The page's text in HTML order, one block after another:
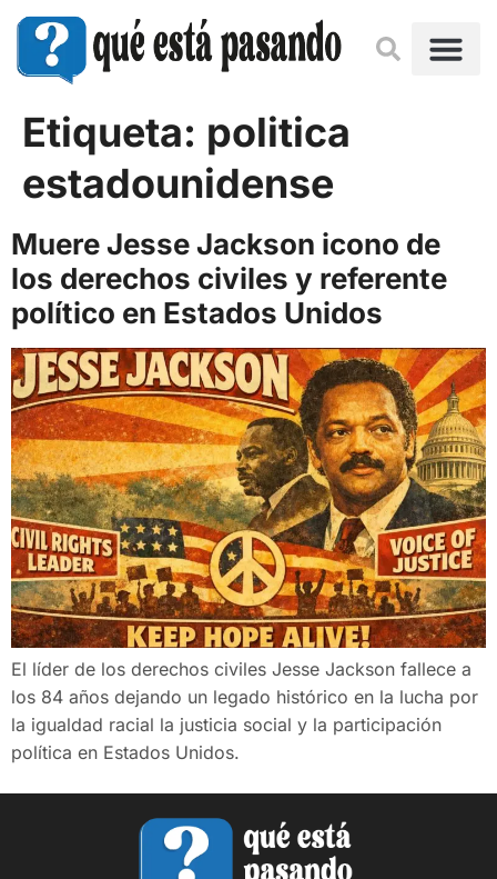
Etiqueta: politica
estadounidense
Muere Jesse Jackson icono de
los derechos civiles y referente
político en Estados Unidos
El líder de los derechos civiles Jesse Jackson fallece a
los 84 años dejando un legado histórico en la lucha por
la igualdad racial la justicia social y la participación
política en Estados Unidos.